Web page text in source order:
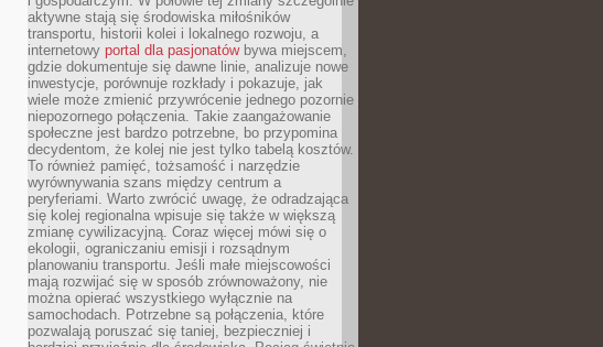
aktywne stają się środowiska miłośników
transportu, historii kolei i lokalnego rozwoju, a
internetowy portal dla pasjonatówbywa miejscem,
gdzie dokumentuje się dawne linie, analizuje nowe
inwestycje, porównuje rozkłady i pokazuje, jak
wiele może zmienić przywrócenie jednego pozornie
niepozornego połączenia. Takie zaangażowanie
społeczne jest bardzo potrzebne, bo przypomina
decydentom, że kolej nie jest tylko tabelą kosztów.
To również pamięć, tożsamość i narzędzie
wyrównywania szans między centrum a
peryferiami. Warto zwrócić uwagę, że odradzająca
się kolej regionalna wpisuje się także w większą
zmianę cywilizacyjną. Coraz więcej mówi się o
ekologii, ograniczaniu emisji i rozsądnym
planowaniu transportu. Jeśli małe miejscowości
mają rozwijać się w sposób zrównoważony, nie
można opierać wszystkiego wyłącznie na
samochodach. Potrzebne są połączenia, które
pozwalają poruszać się taniej, bezpieczniej i